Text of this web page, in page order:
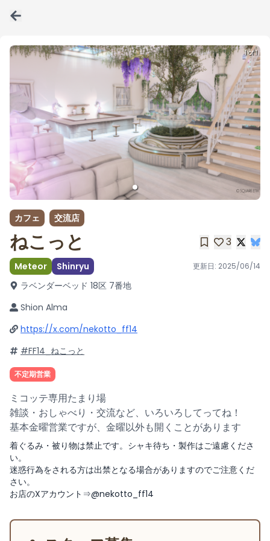
1 of 1
カフェ 交流店
ねこっと 3
Meteor Shinryu 更新日: 2025/06/14
ラベンダーベッド 18区 7番地
Shion Alma
https://x.com/nekotto_ff14
#FF14_ねこっと
不定期営業
ミコッテ専用たまり場
雑談・おしゃべり・交流など、いろいろしてってね！
基本金曜営業ですが、金曜以外も開くことがあります
着ぐるみ・被り物は禁止です。シャキ待ち・製作はご遠慮くださ
い。
迷惑行為をされる方は出禁となる場合がありますのでご注意くだ
さい。
お店のXアカウント⇒@nekotto_ff14